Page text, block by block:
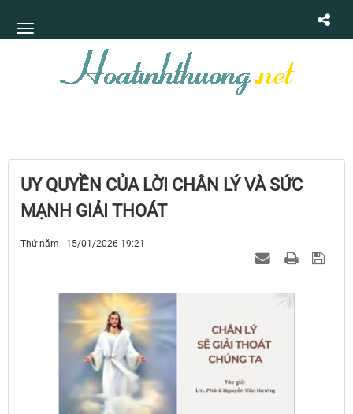
UY QUYỀN CỦA LỜI CHÂN LÝ VÀ SỨC
MẠNH GIẢI THOÁT
Thứ năm - 15/01/2026 19:21